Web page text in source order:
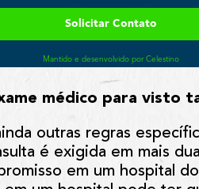
médico para visto
outras regras
é exigida em mais
em um hospital